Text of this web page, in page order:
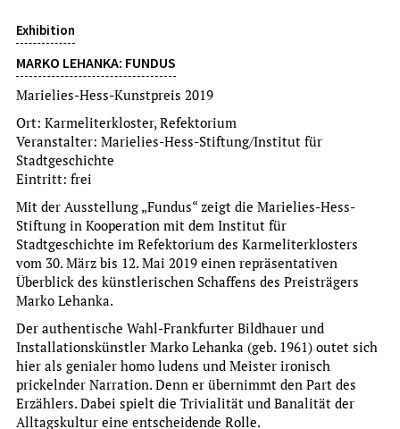
Exhibition
MARKO LEHANKA: FUNDUS
Marielies-Hess-Kunstpreis 2019
Ort: Karmeliterkloster, Refektorium
Veranstalter: Marielies-Hess-Stiftung/Institut für
Stadtgeschichte
Eintritt: frei
Mit der Ausstellung „Fundus“ zeigt die Marielies-Hess-
Stiftung in Kooperation mit dem Institut für
Stadtgeschichte im Refektorium des Karmeliterklosters
vom 30. März bis 12. Mai 2019 einen repräsentativen
Überblick des künstlerischen Schaffens des Preisträgers
Marko Lehanka.
Der authentische Wahl-Frankfurter Bildhauer und
Installationskünstler Marko Lehanka (geb. 1961) outet sich
hier als genialer homo ludens und Meister ironisch
prickelnder Narration. Denn er übernimmt den Part des
Erzählers. Dabei spielt die Trivialität und Banalität der
Alltagskultur eine entscheidende Rolle.
Exhibition opening
WILDES RADELN
FAHRRADEXKURSION ZU WILDEN ECKEN
um Voranmeldung wird gebeten
more
Su, 9.8.2026
15:00 Uhr